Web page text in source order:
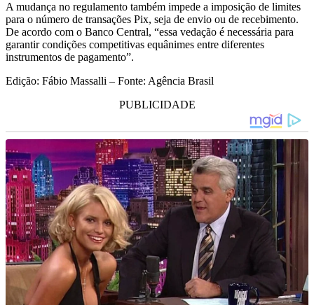
A mudança no regulamento também impede a imposição de limites
para o número de transações Pix, seja de envio ou de recebimento.
De acordo com o Banco Central, “essa vedação é necessária para
garantir condições competitivas equânimes entre diferentes
instrumentos de pagamento”.
Edição: Fábio Massalli – Fonte: Agência Brasil
PUBLICIDADE